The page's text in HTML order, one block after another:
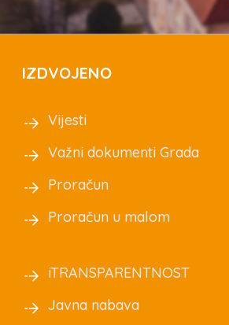
IZDVOJENO
Vijesti
Važni dokumenti Grada
Proračun
Proračun u malom
iTRANSPARENTNOST
Javna nabava